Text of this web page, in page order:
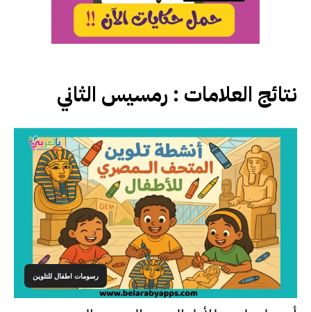
نتائج العلامات : رمسيس الثاني
رسومات اطفال للتلوين